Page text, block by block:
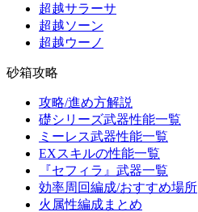
超越サラーサ
超越ソーン
超越ウーノ
砂箱攻略
攻略/進め方解説
礎シリーズ武器性能一覧
ミーレス武器性能一覧
EXスキルの性能一覧
『セフィラ』武器一覧
効率周回編成/おすすめ場所
火属性編成まとめ